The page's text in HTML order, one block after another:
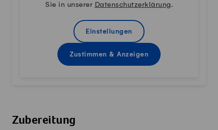
Sie in unserer Datenschutzerklärung.
Einstellungen
Zustimmen & Anzeigen
Zubereitung